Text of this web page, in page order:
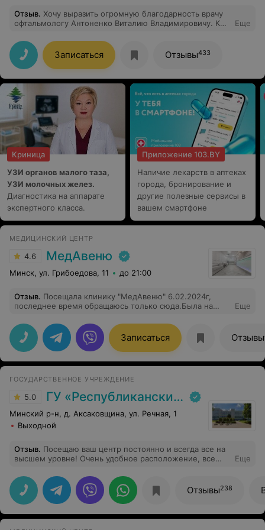
Отзыв. Хочу выразить огромную благодарность врачу
офтальмологу Антоненко Виталию Владимировичу. К
мужа один глаз уже не видит, а второй поражен
глаукомой и катарактой. К Виталию Владимировичу
обратились по рекомендации знакомых и ни разу не
пожалели о нашем выборе. Поскольку мы живём
далеко, многие вопросы пришлось решать по
телефону и всегда Виталий Владимирович очень
терпеливо объяснял все вопросы связанные с
подготовкой к операции. У нас сложилось
впечатление, что врач работает 24/7. Это чуткий,
культурный, всегда доброжелательный человек.
Операция прошла хорошо и муж сейчас может видеть.
Спасибо Вам большое Виталий Владимирович за
высокий профессионализм, сердечность и желание
успехов в работе.
Еще
Записаться Отзывы433
Криница
УЗИ органов малого таза,
УЗИ молочных желез.
Диагностика на аппарате
экспертного класса.
Приложение 103.BY
Наличие лекарств в аптеках
города, бронирование и
другие полезные сервисы в
вашем смартфоне
МЕДИЦИНСКИЙ ЦЕНТР
4.6 МедАвеню
Минск, ул. Грибоедова, 11 до 21:00
Отзыв. Посещала клинику "МедАвеню" 6.02.2024г,
последнее время обращаюсь только сюда.Была на
Перминова А.Б. Врачи- специалисты своего дела,
рекомендации получены,разъяснено все
доступно,немаловажно, что очень позитивные.
РЕКОМЕНДУЮ!!! Огромное спасибо врачам и
медцентру за четкость,
к вам в центр с Молодечно.
Еще
Записаться Отзывы
ГОСУДАРСТВЕННОЕ УЧРЕЖДЕНИЕ
5.0 ГУ «Республиканский научно-практический центр медицинской экспертизы и реабилитаци»
Минский р-н, д. Аксаковщина, ул. Речная, 1
Выходной
Отзыв. Посещаю ваш центр постоянно и всегда все на
высшем уровне! Очень удобное расположение, все
прийти на помощь и дать нужные рекомендации!
Спасибо!
Еще
Отзывы238